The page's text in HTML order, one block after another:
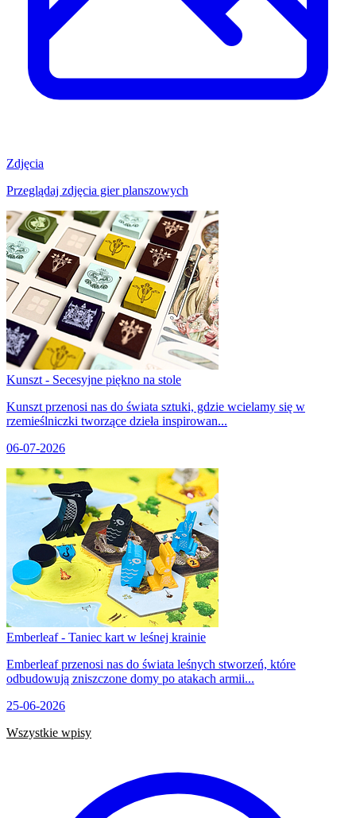
Zdjęcia
Przeglądaj zdjęcia gier planszowych
Kunszt - Secesyjne piękno na stole
Kunszt przenosi nas do świata sztuki, gdzie wcielamy się w
rzemieślniczki tworzące dzieła inspirowan...
06-07-2026
Emberleaf - Taniec kart w leśnej krainie
Emberleaf przenosi nas do świata leśnych stworzeń, które
odbudowują zniszczone domy po atakach armii...
25-06-2026
Wszystkie wpisy